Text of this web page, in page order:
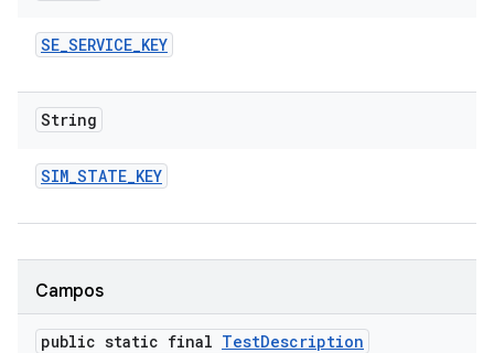
SE_SERVICE_KEY
String
SIM_STATE_KEY
Campos
public static final TestDescription